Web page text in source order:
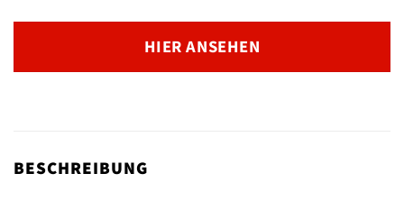
HIER ANSEHEN
BESCHREIBUNG